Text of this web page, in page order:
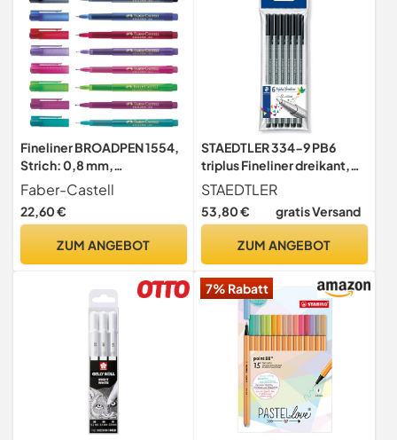
Fineliner BROADPEN 1554,
Strich: 0,8 mm,
Schreibfarbe: (8er Set)
Faber-Castell
22,60 €
ZUM ANGEBOT
STAEDTLER 334-9 PB6
triplus Fineliner dreikant,
0,3 mm, 6 Stück schwarz in
Polybeutel
STAEDTLER
53,80 € gratis Versand
ZUM ANGEBOT
7% Rabatt